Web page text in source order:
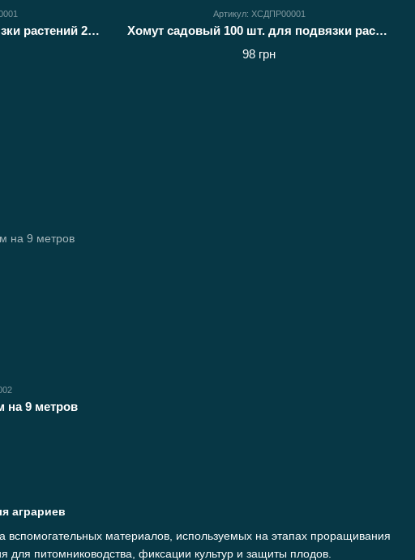
аграриев
материалов, используемых на этапах проращивания
питомниководства, фиксации культур и защиты плодов.
Хомут садовый для подвязки растений 20шт в уп.
Артикул: ХСДПР00001
Хомут садовый 100 шт. для подвязки растений
98 грн
на 9 метров